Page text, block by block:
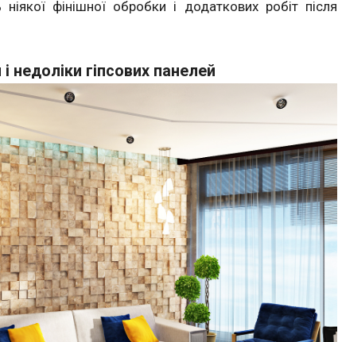
фінішної обробки і додаткових робіт після
недоліки гіпсових панелей